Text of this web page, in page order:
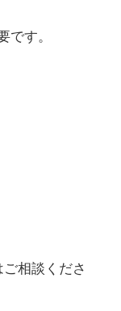
す。
相談くださ